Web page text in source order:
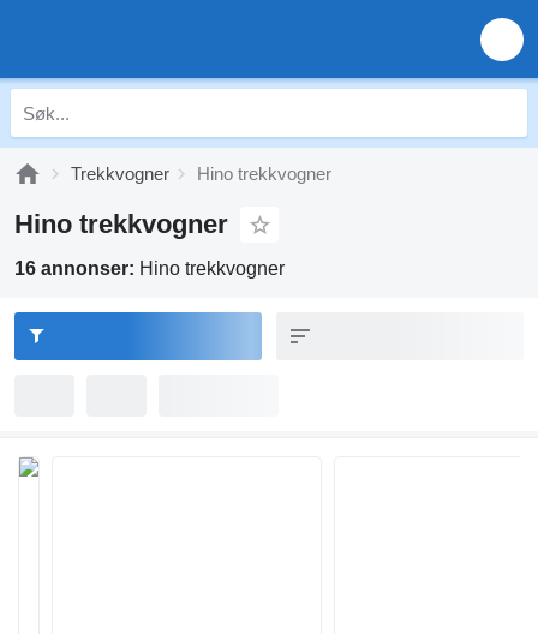
Trekkvogner Hino trekkvogner
Hino trekkvogner
16 annonser: Hino trekkvogner